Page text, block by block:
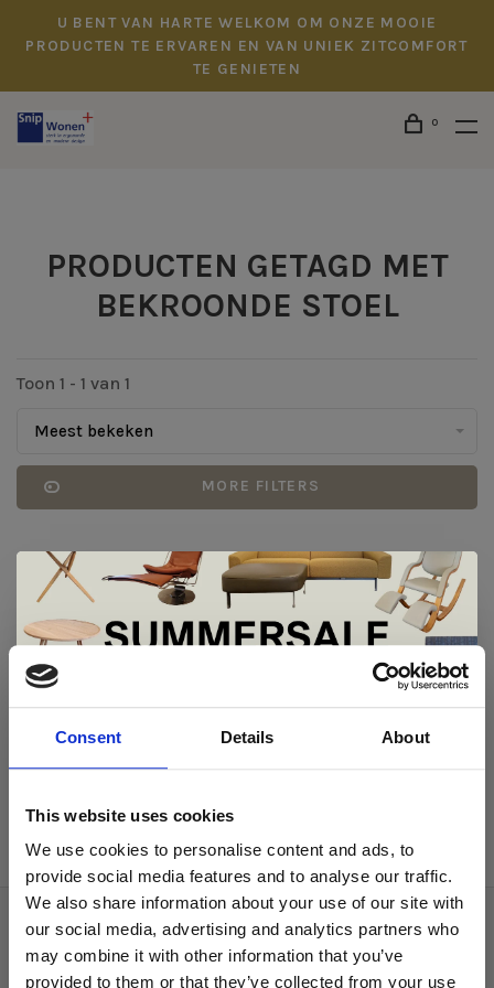
Consent Details About
This website uses cookies
We use cookies to personalise content and ads, to
provide social media features and to analyse our traffic.
We also share information about your use of our site with
our social media, advertising and analytics partners who
may combine it with other information that you’ve
provided to them or that they’ve collected from your use
U BENT VAN HARTE WELKOM OM ONZE MOOIE
PRODUCTEN TE ERVAREN EN VAN UNIEK ZITCOMFORT
TE GENIETEN
0
PRODUCTEN GETAGD MET
BEKROONDE STOEL
Toon 1 - 1 van 1
Meest bekeken
MORE FILTERS
Artisan
Over ons
Algemene voorwaarden
De Summer Sale bij Snip Wonen+ is
gestart!
woonaccessoires aan te schaffen met aantrekkelijke kortingen.
In onze showroom vind je een uitgebreide selectie
designmeubelen van gerenommeerde Nederlandse en Europese
merken. Onder andere showroommodellen van
Gelderland,Swedese,Sculptures JeuxenArtisanzijn nu extra
voordelig verkrijgbaar. Profiteer van unieke aanbiedingen zolang
de voorraad strekt!